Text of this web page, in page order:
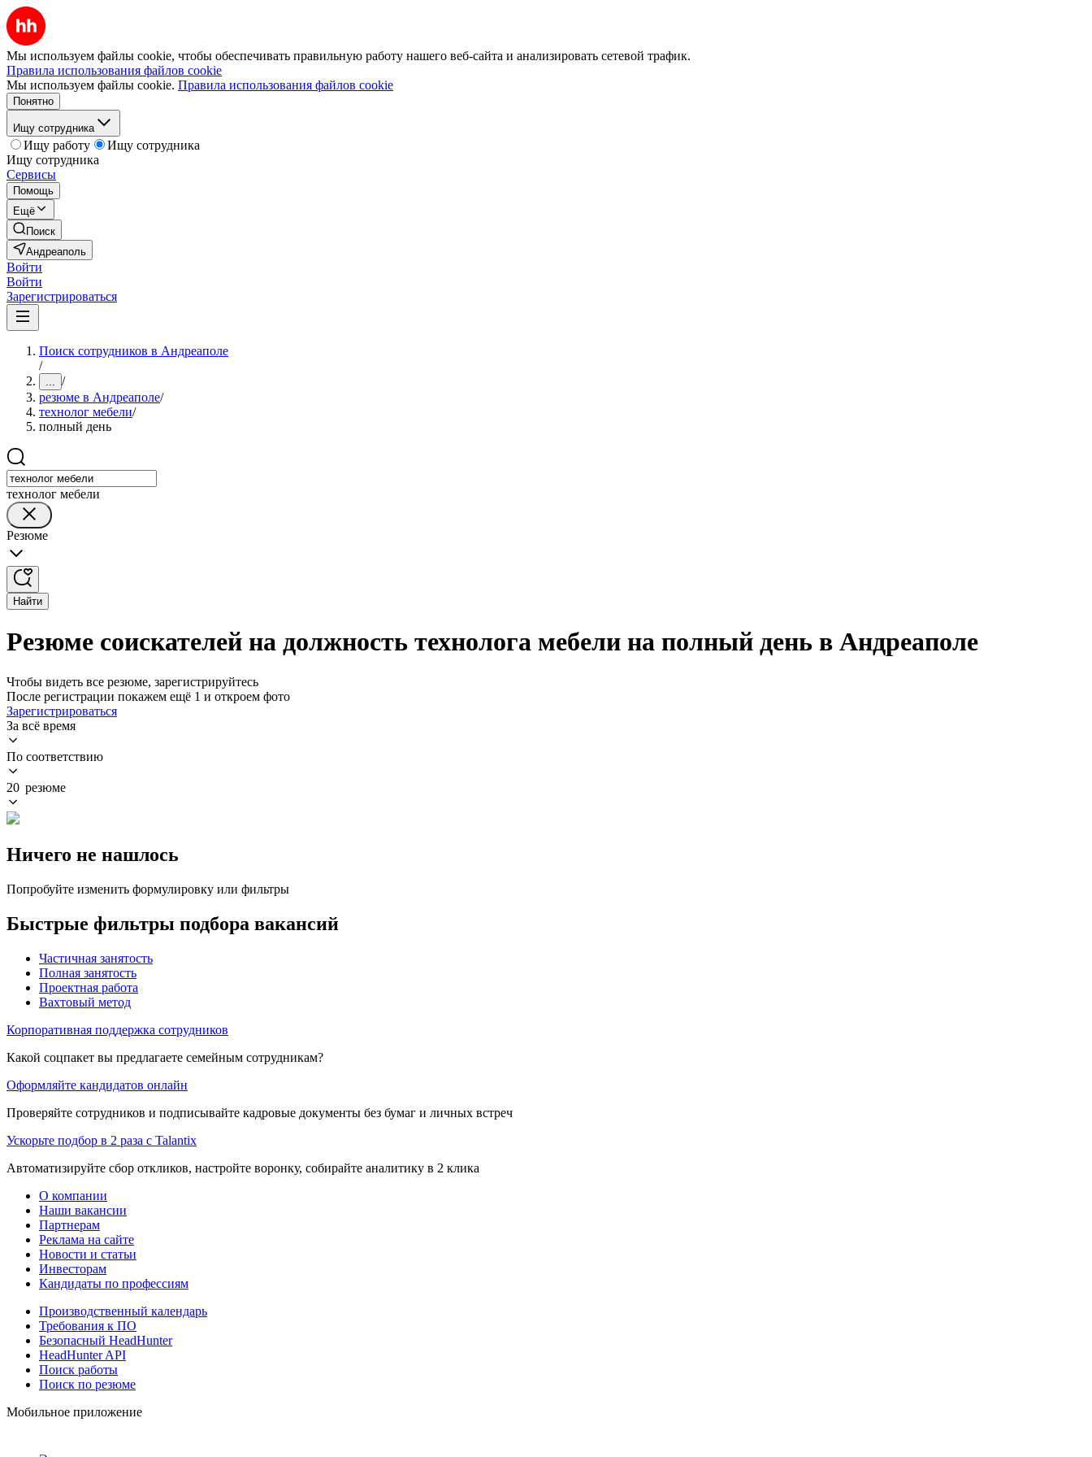
Мы используем файлы cookie, чтобы обеспечивать правильную работу нашего веб-сайта и анализировать сетевой трафик.
Правила использования файлов cookie
Мы используем файлы cookie. Правила использования файлов cookie
Понятно
Ищу сотрудника
Ищу работу
Ищу сотрудника
Ищу сотрудника
Сервисы
Помощь
Ещё
Поиск
Андреаполь
Войти
Войти
Зарегистрироваться
Поиск сотрудников в Андреаполе
/
... /
резюме в Андреаполе/
технолог мебели/
полный день
технолог мебели
Резюме
Найти
Резюме соискателей на должность технолога мебели на полный день в Андреаполе
Чтобы видеть все резюме, зарегистрируйтесь
После регистрации покажем ещё 1 и откроем фото
Зарегистрироваться
За всё время
По соответствию
20 резюме
Ничего не нашлось
Попробуйте изменить формулировку или фильтры
Быстрые фильтры подбора вакансий
Частичная занятость
Полная занятость
Проектная работа
Вахтовый метод
Корпоративная поддержка сотрудников
Какой соцпакет вы предлагаете семейным сотрудникам?
Оформляйте кандидатов онлайн
Проверяйте сотрудников и подписывайте кадровые документы без бумаг и личных встреч
Ускорьте подбор в 2 раза с Talantix
Автоматизируйте сбор откликов, настройте воронку, собирайте аналитику в 2 клика
О компании
Наши вакансии
Партнерам
Реклама на сайте
Новости и статьи
Инвесторам
Кандидаты по профессиям
Производственный календарь
Требования к ПО
Безопасный HeadHunter
HeadHunter API
Поиск работы
Поиск по резюме
Мобильное приложение